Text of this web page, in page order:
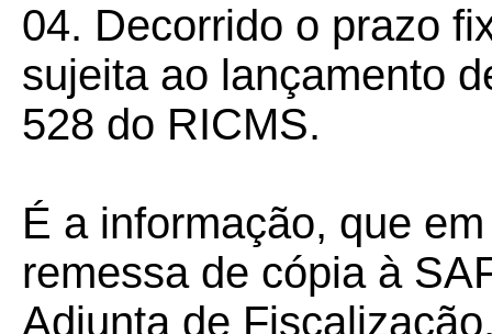
04. Decorrido o prazo
sujeita ao lançamento
528 do RICMS.
É a informação, que
remessa de cópia à
Adjunta de